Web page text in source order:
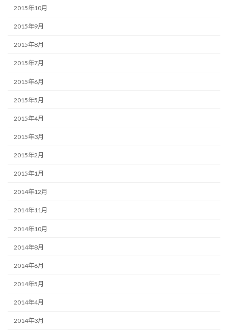
2015年10月
2015年9月
2015年8月
2015年7月
2015年6月
2015年5月
2015年4月
2015年3月
2015年2月
2015年1月
2014年12月
2014年11月
2014年10月
2014年8月
2014年6月
2014年5月
2014年4月
2014年3月